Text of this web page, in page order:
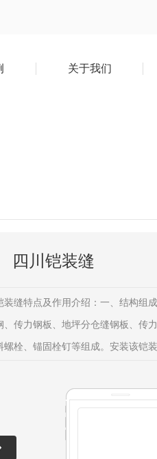
关于我们
四川铠装缝
装缝特点及作用介绍：一、结构组
、传力钢板、地坪分仓缝钢板、传
栓、锚固栓钉等组成。安装该铠装
。每条铠装缝装置由两条棱角扁钢组
把扁钢固定在一起，每条扁钢依照一
栓